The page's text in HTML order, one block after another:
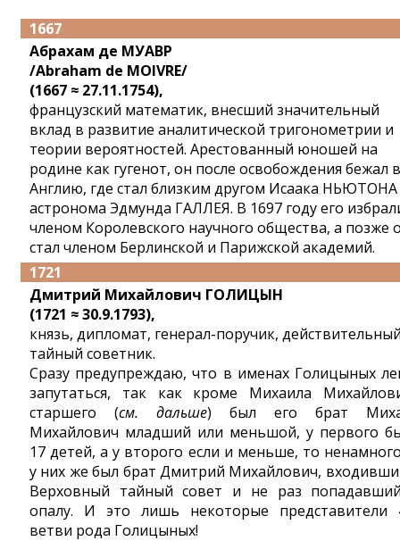
1667
Абрахам де МУАВР
/Abraham de MOIVRE/
(1667 ≈ 27.11.1754),
французский математик, внесший значительный
вклад в развитие аналитической тригонометрии и
теории вероятностей. Арестованный юношей на
родине как гугенот, он после освобождения бежал в
Англию, где стал близким другом Исаака
астронома Эдмунда ГАЛЛЕЯ. В 1697 году его
членом Королевского научного общества, а позже
стал членом Берлинской и Парижской академий.
1721
Дмитрий Михайлович ГОЛИЦЫН
(1721 ≈ 30.9.1793),
князь, дипломат, генерал-поручик,
тайный советник.
Сразу предупреждаю, что в именах Голицыных
запутаться, так как кроме Михаила
старшего (см. дальше) был его брат
Михайлович младший или меньшой, у первого
17 детей, а у второго если и меньше, то
у них же был брат Дмитрий Михайлович,
Верховный тайный совет и не раз
опалу. И это лишь некоторые представители
ветви рода Голицыных!